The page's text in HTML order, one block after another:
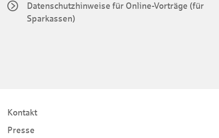
Datenschutzhinweise für Online-Vorträge (für
Sparkassen)
Kontakt
Presse